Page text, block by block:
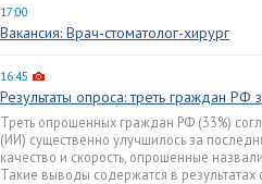
17:00
Вакансия: Врач-стоматолог-хирург
16:45
Результаты опроса: треть граждан РФ
Треть опрошенных граждан РФ (33%)
(ИИ) существенно улучшилось за
качество и скорость, опрошенные
Такие выводы содержатся в